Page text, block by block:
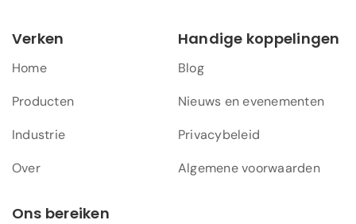
Verken
Home
Producten
Industrie
Over
Handige koppelingen
Blog
Nieuws en evenementen
Privacybeleid
Algemene voorwaarden
Ons bereiken